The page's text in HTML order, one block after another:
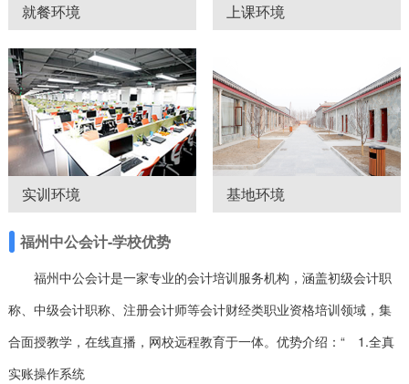
就餐环境 上课环境
实训环境 基地环境
福州中公会计-学校优势
福州中公会计是一家专业的会计培训服务机构，涵盖初级会计职
称、中级会计职称、注册会计师等会计财经类职业资格培训领域，集
合面授教学，在线直播，网校远程教育于一体。优势介绍：“ 1.全真
实账操作系统